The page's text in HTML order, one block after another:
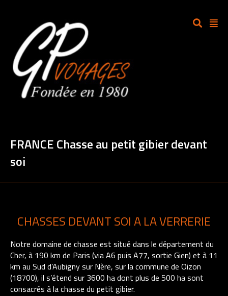
FRANCE Chasse au petit gibier devant
soi
CHASSES DEVANT SOI A LA VERRERIE
Notre domaine de chasse est situé dans le département du
Cher, à 190 km de Paris (via A6 puis A77, sortie Gien) et à 11
km au Sud d’Aubigny sur Nère, sur la commune de Oizon
(18700), il s’étend sur 3600 ha dont plus de 500 ha sont
consacrés à la chasse du petit gibier.